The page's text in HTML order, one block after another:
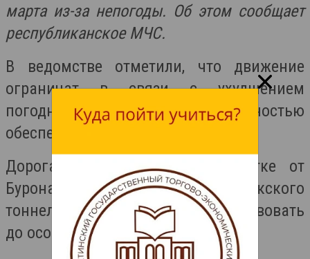
марта из-за непогоды. Об этом сообщает
республиканское МЧС.
В ведомстве отметили, что движение
ограничат в связи с ухудшением
погодных условий и невозможностью
обеспечения безопасного проезда.
Дорога будет закрыта на участке от
Бурона до Северного портала Рокского
тоннеля. Ограничения будут действовать
до особого распоряжения.